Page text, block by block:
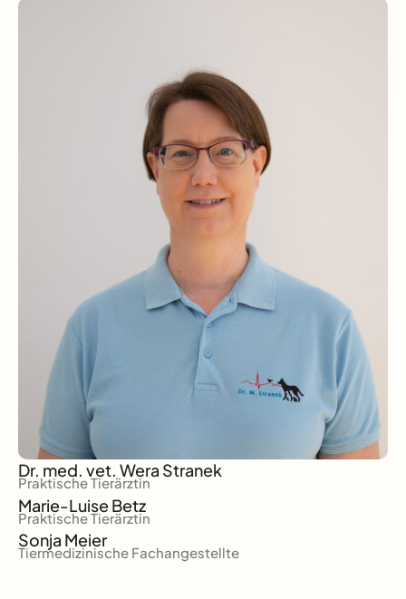
Dr. med. vet. Wera Stranek
Praktische Tierärztin
Marie-Luise Betz
Praktische Tierärztin
Sonja Meier
Tiermedizinische Fachangestellte